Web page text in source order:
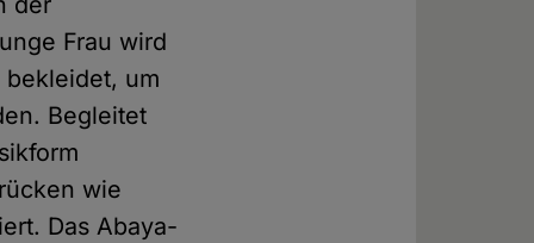
Frau wird
bekleidet, um
Begleitet
wie
Das Abaya-